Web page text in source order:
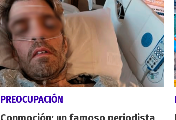
PREOCUPACIÓN